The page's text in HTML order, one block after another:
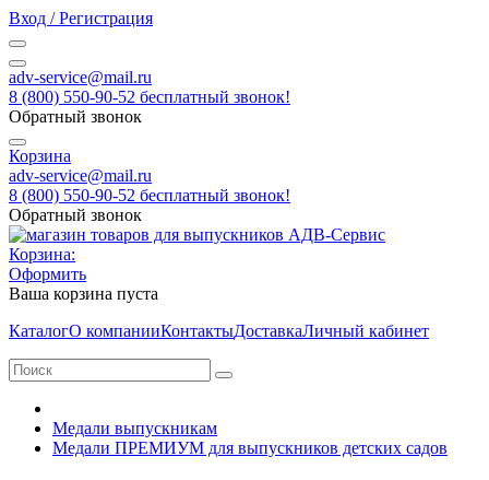
Вход / Регистрация
adv-service@mail.ru
8 (800) 550-90-52 бесплатный звонок!
Обратный звонок
Корзина
adv-service@mail.ru
8 (800) 550-90-52 бесплатный звонок!
Обратный звонок
Корзина:
Оформить
Ваша корзина пуста
КаталогО компанииКонтактыДоставкаЛичный кабинет
Медали выпускникам
Медали ПРЕМИУМ для выпускников детских садов